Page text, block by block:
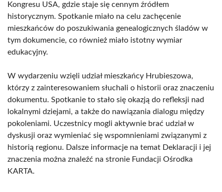
Kongresu USA, gdzie staje się cennym źródłem
historycznym. Spotkanie miało na celu zachęcenie
mieszkańców do poszukiwania genealogicznych śladów w
tym dokumencie, co również miało istotny wymiar
edukacyjny.
W wydarzeniu wzięli udział mieszkańcy Hrubieszowa,
którzy z zainteresowaniem słuchali o historii oraz znaczeniu
dokumentu. Spotkanie to stało się okazją do refleksji nad
lokalnymi dziejami, a także do nawiązania dialogu między
pokoleniami. Uczestnicy mogli aktywnie brać udział w
dyskusji oraz wymieniać się wspomnieniami związanymi z
historią regionu. Dalsze informacje na temat Deklaracji i jej
znaczenia można znaleźć na stronie Fundacji Ośrodka
KARTA.